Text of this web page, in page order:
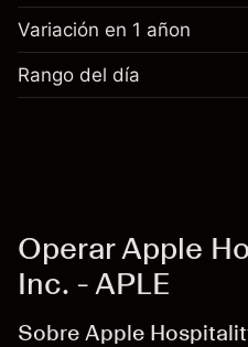
Variación en 1 añon
Rango del día
Operar Apple
Inc. - APLE
Sobre Apple